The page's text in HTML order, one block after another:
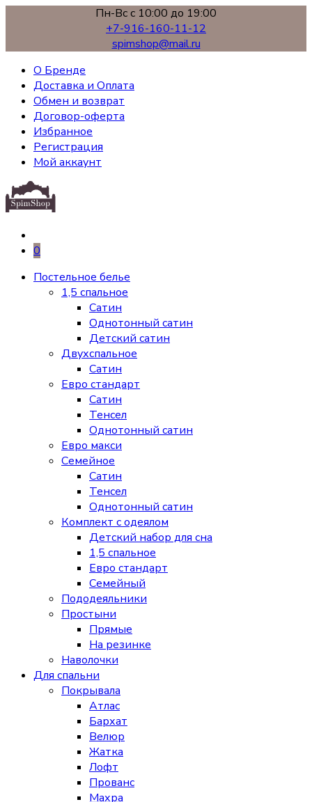
Пн-Вс с 10:00 до 19:00
+7-916-160-11-12
spimshop@mail.ru
О Бренде
Доставка и Оплата
Обмен и возврат
Договор-оферта
Избранное
Регистрация
Мой аккаунт
0
Постельное белье
1,5 спальное
Сатин
Однотонный сатин
Детский сатин
Двухспальное
Сатин
Евро стандарт
Сатин
Тенсел
Однотонный сатин
Евро макси
Семейное
Сатин
Тенсел
Однотонный сатин
Комплект с одеялом
Детский набор для сна
1,5 спальное
Евро стандарт
Семейный
Пододеяльники
Простыни
Прямые
На резинке
Наволочки
Для спальни
Покрывала
Атлас
Бархат
Велюр
Жатка
Лофт
Прованс
Махра